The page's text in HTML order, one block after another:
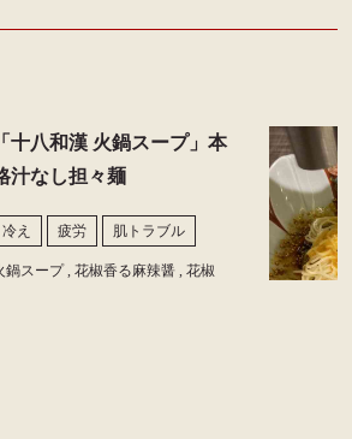
「十八和漢 火鍋スープ」本
汁なし担々麺
冷え 疲労 肌トラブル
鍋スープ , 花椒香る麻辣醤 , 花椒